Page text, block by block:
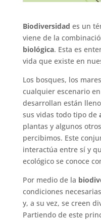
Biodiversidad es un
viene de la
biológica. Esta es
vida que existe en
Los bosques, los
cualquier escenario
desarrollan están
sus vidas todo tipo de
plantas y algunos
percibimos. Este
interactúa entre sí y
ecológico se conoce
Por medio de la
condiciones
y, a su vez, se creen
Partiendo de este